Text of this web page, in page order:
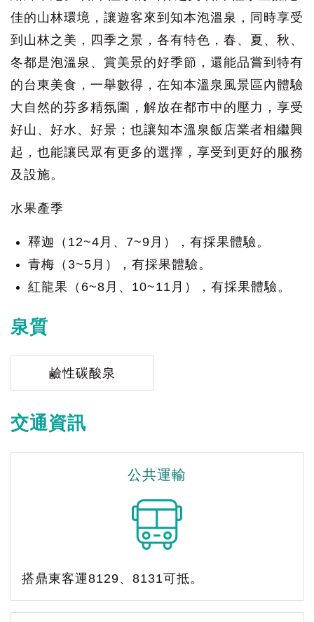
佳的山林環境，讓遊客來到知本泡溫泉，同時享受
到山林之美，四季之景，各有特色，春、夏、秋、
冬都是泡溫泉、賞美景的好季節，還能品嘗到特有
的台東美食，一舉數得，在知本溫泉風景區內體驗
大自然的芬多精氛圍，解放在都市中的壓力，享受
好山、好水、好景；也讓知本溫泉飯店業者相繼興
起，也能讓民眾有更多的選擇，享受到更好的服務
及設施。
水果產季
釋迦（12~4月、7~9月），有採果體驗。
青梅（3~5月），有採果體驗。
紅龍果（6~8月、10~11月），有採果體驗。
泉質
鹼性碳酸泉
交通資訊
公共運輸
搭鼎東客運8129、8131可抵。